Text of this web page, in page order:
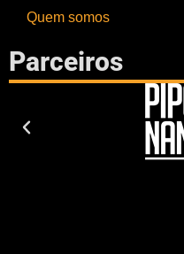
Quem somos
Parceiros